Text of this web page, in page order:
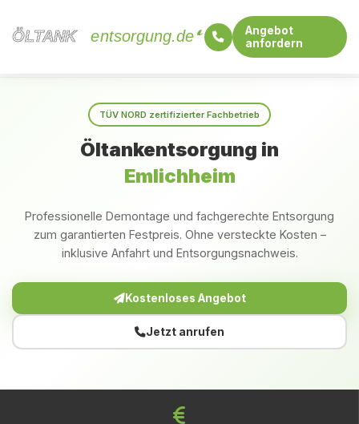
ÖLTANK
ÖLTANK entsorgung.de
Angebot
anfordern
TÜV NORD zertifizierter Fachbetrieb
Öltankentsorgung in
Emlichheim
Professionelle Demontage und fachgerechte Entsorgung
zum garantierten Festpreis. Ohne versteckte Kosten –
inklusive Anfahrt und Entsorgungsnachweis.
Kostenloses Angebot
Jetzt anrufen